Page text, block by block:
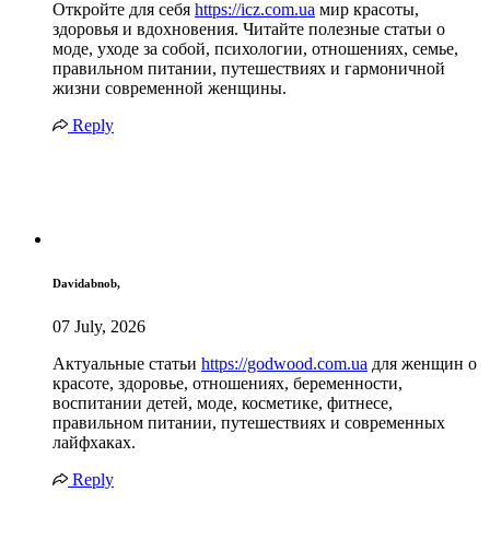
Откройте для себя https://icz.com.ua мир красоты,
здоровья и вдохновения. Читайте полезные статьи о
моде, уходе за собой, психологии, отношениях, семье,
правильном питании, путешествиях и гармоничной
жизни современной женщины.
Reply
Davidabnob,
07 July, 2026
Актуальные статьи https://godwood.com.ua для женщин о
красоте, здоровье, отношениях, беременности,
воспитании детей, моде, косметике, фитнесе,
правильном питании, путешествиях и современных
лайфхаках.
Reply